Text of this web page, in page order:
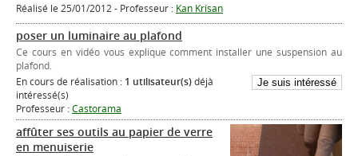
Réalisé le 25/01/2012 - Professeur : Kan Krisan
poser un luminaire au plafond
Ce cours en vidéo vous explique comment installer une suspension au
plafond.
En cours de réalisation : 1 utilisateur(s)déjà
intéressé(s)
Professeur :Castorama
affûter ses outils au papier de verre
en menuiserie